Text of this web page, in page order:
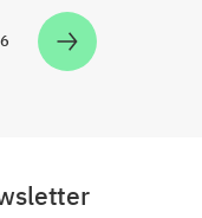
Zur Seite
6